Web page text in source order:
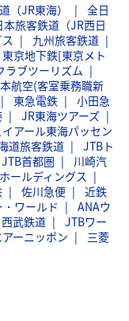
（JR東海）
全日
本旅客鉄道（JR西日
九州旅客鉄道
東京地下鉄[東京メト
ラブツーリズム
航空(客室乗務職新
東急電鉄
小田急
JR東海ツアーズ
アール東海パッセン
道旅客鉄道
JTBト
JTB首都圏
川崎汽
ールディングス
佐川急便
近鉄
ワールド
ANAウ
西武鉄道
JTBワー
アーニッポン
三菱